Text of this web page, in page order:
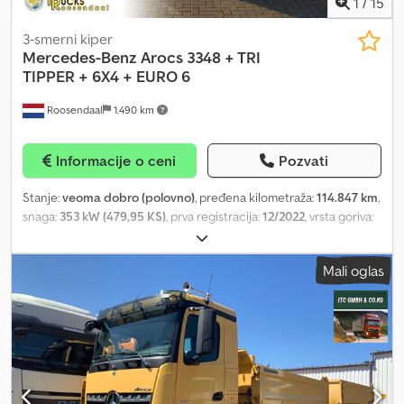
Roosendaal 1.490 km
3-smerni kiper
Mercedes-Benz Arocs 3348 + TRI
TIPPER + 6X4 + EURO 6
Informacije o ceni Pozvati
Stanje:veoma dobro (polovno), pređena kilometraža:114.847 km,
snaga: 353 kW (479,95 KS), prva registracija:12/2022, vrsta goriva:
, gorivo:
boja:ostalo, kabina vozača:dnevna kabina, tip prenosa:
Euro 6 , dužina tovarnog prostora:
4.910 mm
, širina utovarnog prostora:
, visina tovarnog
prostora:1.020 mm, Godina proizvodnje: retarder, =
Dodatne opcije i oprema = - Intarder - Priključno vratilo (PTO) =
Napomene = W1T964216589801 = Dodatne informacije =
Konfiguracija osovina Prednja osovina: upravljiva Zadnja osovina 1:
dvostruka montaža točkova Zadnja osovina 2: dvostruka montaža
Mali oglas